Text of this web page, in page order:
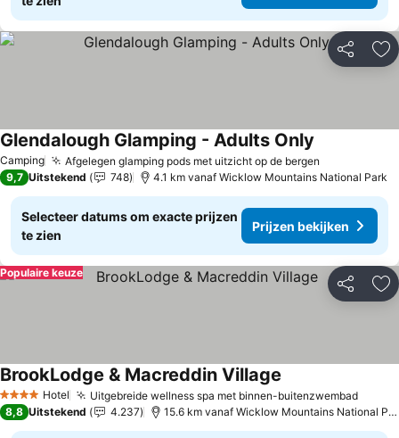
Delen
Camping Afgelegen glamping pods met uitzicht op de bergen
Glendalough Glamping - Adults Only
9,7 Uitstekend 748 4.1 km vanaf Wicklow Mountains National Park
Selecteer datums om exacte prijzen
te zien
Prijzen bekijken
Delen
Populaire keuze
4 SterrenHotel Uitgebreide wellness spa met binnen-buitenzwembad
BrookLodge & Macreddin Village
8,8 Uitstekend 4.237 15.6 km vanaf Wicklow Mountains National Park